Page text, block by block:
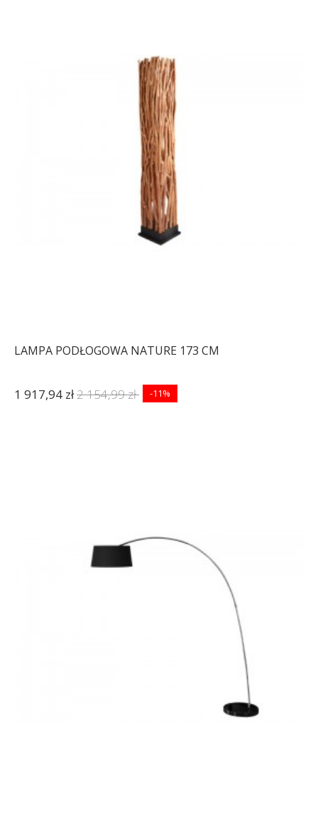
LAMPA PODŁOGOWA NATURE 173 CM
1 917,94 zł2 154,99 zł -11%